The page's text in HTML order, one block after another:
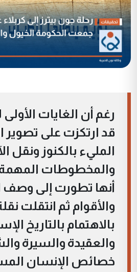
رغم أن الغايات
قد ارتكزت على تصوير
المليء بالكنوز ونقل
والمخطوطات المهمة
أنها تطورت إلى وصف
والأقوام ثم انتقلت
بالاهتمام بالتاريخ
والعقيدة والسيرة
خصائص الإنسان